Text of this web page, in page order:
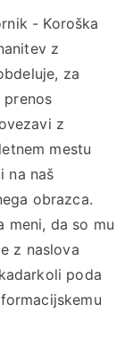
- Koroška
z
za
z
mestu
na naš
obrazca.
meni, da so mu
z naslova
poda